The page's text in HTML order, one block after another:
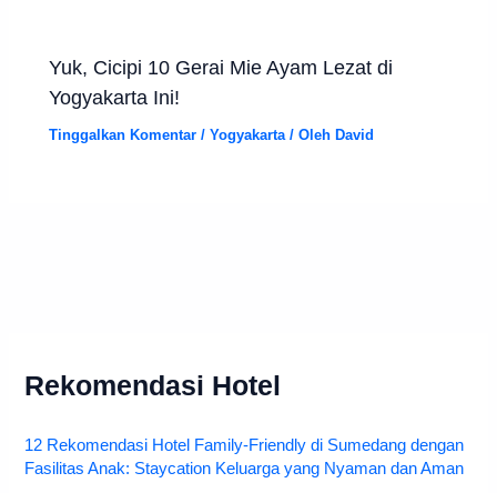
Yuk, Cicipi 10 Gerai Mie Ayam Lezat di
Yogyakarta Ini!
Tinggalkan Komentar /Yogyakarta / Oleh David
Rekomendasi Hotel
12 Rekomendasi Hotel Family-Friendly di Sumedang dengan
Fasilitas Anak: Staycation Keluarga yang Nyaman dan Aman